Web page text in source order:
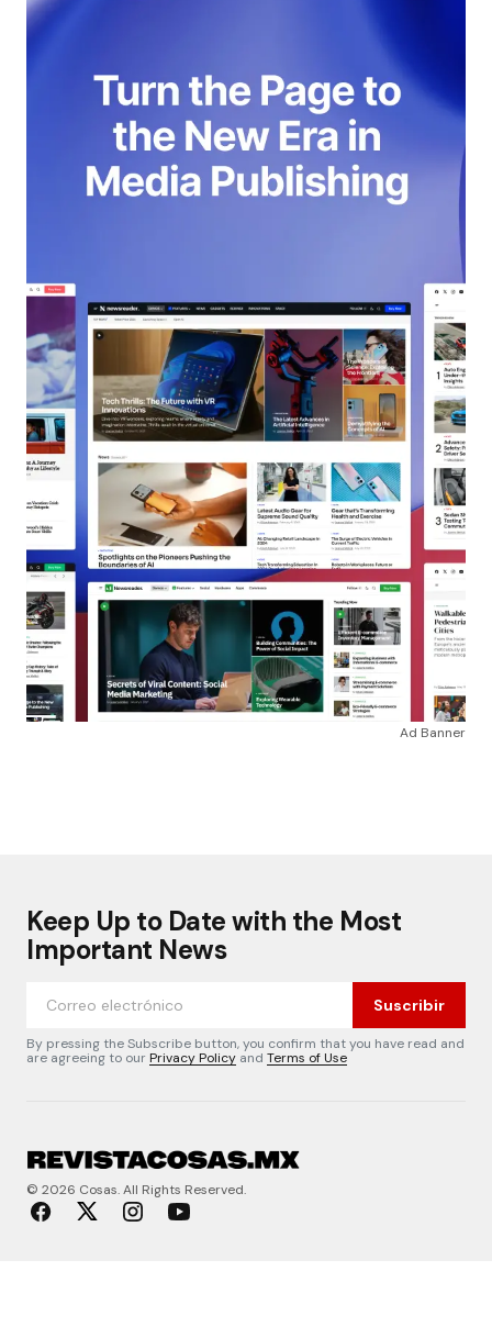
Ad Banner
Keep Up to Date with the Most
Important News
Suscribir
By pressing the Subscribe button, you confirm that you have read and
are agreeing to ourPrivacy Policy and Terms of Use
© 2026 Cosas. All Rights Reserved.